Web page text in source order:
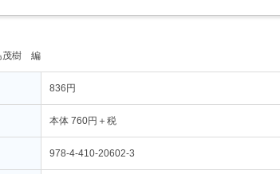
茂樹 編
836円
本体 760円＋税
978-4-410-20602-3